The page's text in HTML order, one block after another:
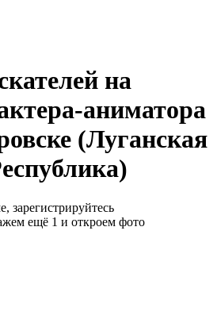
на
аниматора
(Луганская
зарегистрируйтесь
ещё 1 и откроем фото